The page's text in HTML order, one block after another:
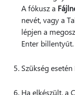
A fókusz a
nevét, vagy a
lépjen a
Enter billentyűt.
Szükség
Ha elkészült, a